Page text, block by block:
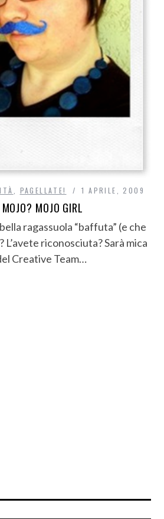
PAGELLATE! 1 APRILE, 2009
MOJO GIRL
ragassuola “baffuta” (e che
riconosciuta? Sarà mica
Creative Team…